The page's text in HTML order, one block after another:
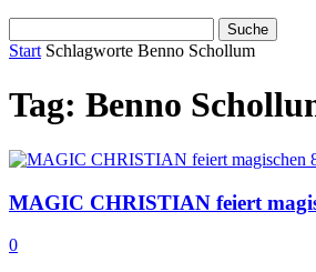
Start Schlagworte Benno Schollum
Tag: Benno
MAGIC CHRISTIAN feiert
0